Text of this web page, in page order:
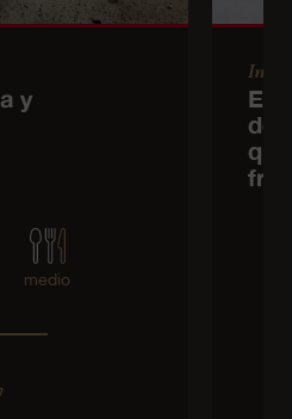
y
medio
Inicio
de